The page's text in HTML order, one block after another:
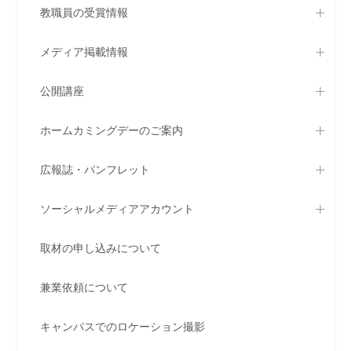
教職員の受賞情報
メディア掲載情報
公開講座
ホームカミングデーのご案内
広報誌・パンフレット
ソーシャルメディアアカウント
取材の申し込みについて
兼業依頼について
キャンパスでのロケーション撮影